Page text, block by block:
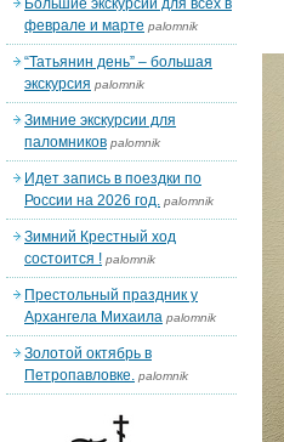
Большие экскурсии для всех в
феврале и марте palomnik
“Татьянин день” – большая
экскурсия palomnik
Зимние экскурсии для
паломников palomnik
Идет запись в поездки по
России на 2026 год. palomnik
Зимний Крестный ход
состоится ! palomnik
Престольный праздник у
Архангела Михаила palomnik
Золотой октябрь в
Петропавловке. palomnik